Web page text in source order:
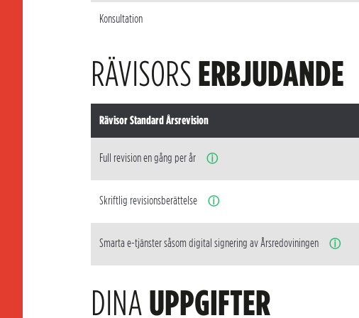
Konsultation
RÄVISORSERBJUDANDE
Rävisor Standard Årsrevision
Full revision en gång per år ⓘ
Skriftlig revisionsberättelse ⓘ
Smarta e-tjänster såsom digital signering av Årsredoviningen ⓘ
DINAUPPGIFTER